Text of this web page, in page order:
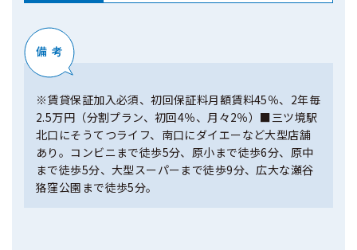
※賃貸保証加入必須、初回保証料月額賃料45％、2年毎
2.5万円（分割プラン、初回4％、月々2％）■三ツ境駅
北口にそうてつライフ、南口にダイエーなど大型店舗
あり。コンビニまで徒歩5分、原小まで徒歩6分、原中
まで徒歩5分、大型スーパーまで徒歩9分、広大な瀬谷
狢窪公園まで徒歩5分。